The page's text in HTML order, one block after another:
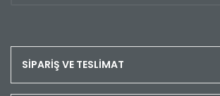
SİPARİŞ VE TESLİMAT